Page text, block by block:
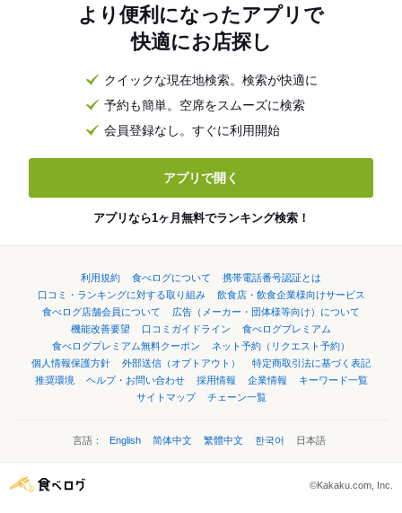
より便利になったアプリで
快適にお店探し
クイックな現在地検索。検索が快適に
予約も簡単。空席をスムーズに検索
会員登録なし。すぐに利用開始
アプリで開く
アプリなら1ヶ月無料でランキング検索！
利用規約 食べログについて
携帯電話番号認証とは
口コミ・ランキングに対する取り組み
飲食店・飲食企業様向けサービス
食べログ店舗会員について
広告（メーカー・団体様等向け）について
機能改善要望
口コミガイドライン
食べログプレミアム
食べログプレミアム無料クーポン
ネット予約（リクエスト予約）
個人情報保護方針
外部送信（オプトアウト）
特定商取引法に基づく表記
推奨環境
ヘルプ・お問い合わせ 採用情報 企業情報
キーワード一覧
サイトマップ
チェーン一覧
言語： English 简体中文 繁體中文 한국어 日本語
©Kakaku.com, Inc.